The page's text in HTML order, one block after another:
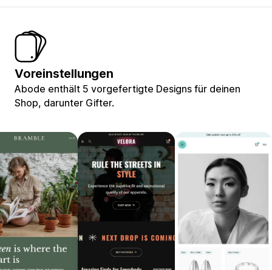
Voreinstellungen
Abode enthält 5 vorgefertigte Designs für deinen
Shop, darunter Gifter.